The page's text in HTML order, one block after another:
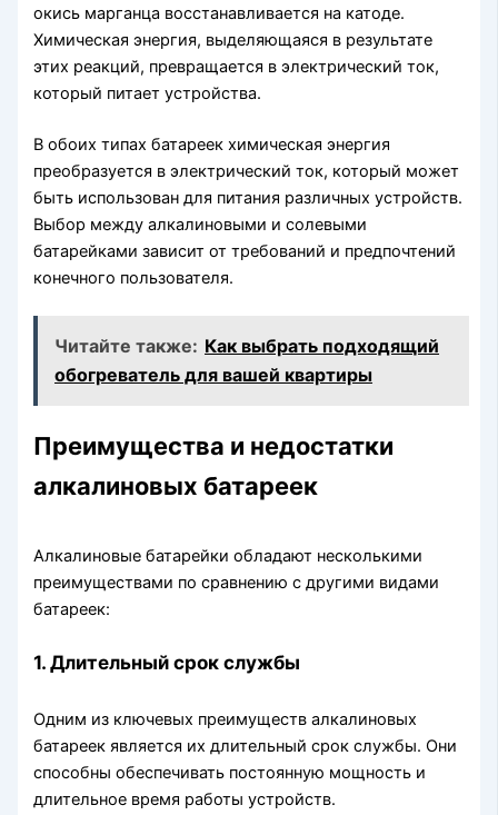
окись марганца восстанавливается на катоде.
Химическая энергия, выделяющаяся в результате
этих реакций, превращается в электрический ток,
который питает устройства.
В обоих типах батареек химическая энергия
преобразуется в электрический ток, который может
быть использован для питания различных устройств.
Выбор между алкалиновыми и солевыми
батарейками зависит от требований и предпочтений
конечного пользователя.
Читайте также: Как выбрать подходящий
обогреватель для вашей квартиры
Преимущества и недостатки
алкалиновых батареек
Алкалиновые батарейки обладают несколькими
преимуществами по сравнению с другими видами
батареек:
1. Длительный срок службы
Одним из ключевых преимуществ алкалиновых
батареек является их длительный срок службы. Они
способны обеспечивать постоянную мощность и
длительное время работы устройств.